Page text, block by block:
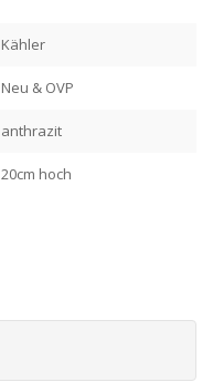
Kähler
Neu & OVP
anthrazit
20cm hoch